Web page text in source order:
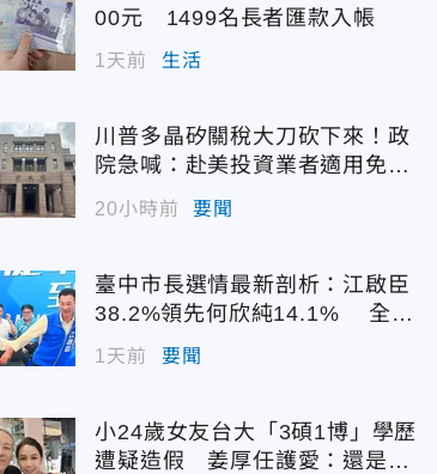
00元 1499名長者匯款入帳
1天前 生活
川普多晶矽關稅大刀砍下來！政
院急喊：赴美投資業者適用免稅
配額
20小時前 要聞
臺中市長選情最新剖析：江啟臣
38.2%領先何欣純14.1% 全世
代支持度全面居首
1天前 要聞
小24歲女友台大「3碩1博」學歷
遭疑造假 姜厚任護愛：還是喜